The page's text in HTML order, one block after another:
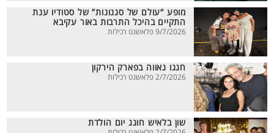
מופע “עולם של סגנונות” של סטודיו ענת
התקיים בהיכל התרבות באור עקיבא
9/7/2026 פלאשנט רכילות
חגגו גאווה בפארק הירקון
2/7/2026 פלאשנט רכילות
שון בלאיש חוגג יום הולדת